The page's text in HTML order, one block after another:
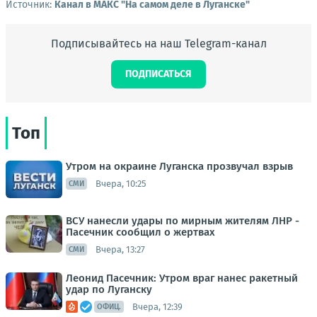
Источник: Канал в МАКС "На самом деле в Луганске"
Подписывайтесь на наш Telegram-канал
ПОДПИСАТЬСЯ
Топ
Утром на окраине Луганска прозвучал взрыв
СМИ Вчера, 10:25
ВСУ нанесли удары по мирным жителям ЛНР -
Пасечник сообщил о жертвах
СМИ Вчера, 13:27
Леонид Пасечник: Утром враг нанес ракетный
удар по Луганску
ОФИЦ. Вчера, 12:39